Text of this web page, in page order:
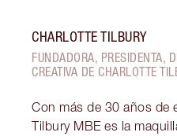
CHARLOTTE TILBURY
FUNDADORA, PRESIDENTA,
CREATIVA DE CHARLOTTE
Con más de 30 años de
Tilbury MBE es la